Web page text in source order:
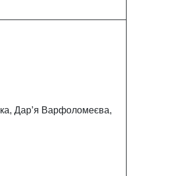
Дар’я Варфоломеєва,